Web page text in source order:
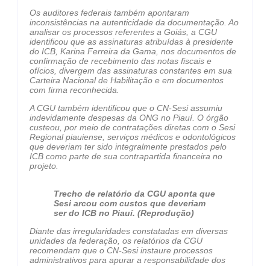
Os auditores federais também apontaram
inconsistências na autenticidade da documentação. Ao
analisar os processos referentes a Goiás, a CGU
identificou que as assinaturas atribuídas à presidente
do ICB, Karina Ferreira da Gama, nos documentos de
confirmação de recebimento das notas fiscais e
ofícios, divergem das assinaturas constantes em sua
Carteira Nacional de Habilitação e em documentos
com firma reconhecida.
A CGU também identificou que o CN-Sesi assumiu
indevidamente despesas da ONG no Piauí. O órgão
custeou, por meio de contratações diretas com o Sesi
Regional piauiense, serviços médicos e odontológicos
que deveriam ter sido integralmente prestados pelo
ICB como parte de sua contrapartida financeira no
projeto.
Trecho de relatório da CGU aponta que
Sesi arcou com custos que deveriam
ser do ICB no Piauí. (Reprodução)
Diante das irregularidades constatadas em diversas
unidades da federação, os relatórios da CGU
recomendam que o CN-Sesi instaure processos
administrativos para apurar a responsabilidade dos